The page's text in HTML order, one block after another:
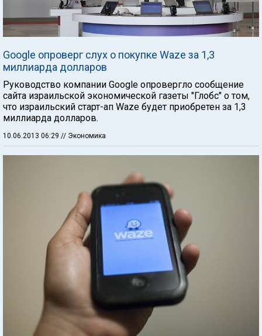
Google опроверг слух о покупке Waze за 1,3
миллиарда долларов
Руководство компании Google опровергло сообщение
сайта израильской экономической газеты "Глобс" о том,
что израильский старт-ап Waze будет приобретен за 1,3
миллиарда долларов.
10.06.2013 06:29 // Экономика